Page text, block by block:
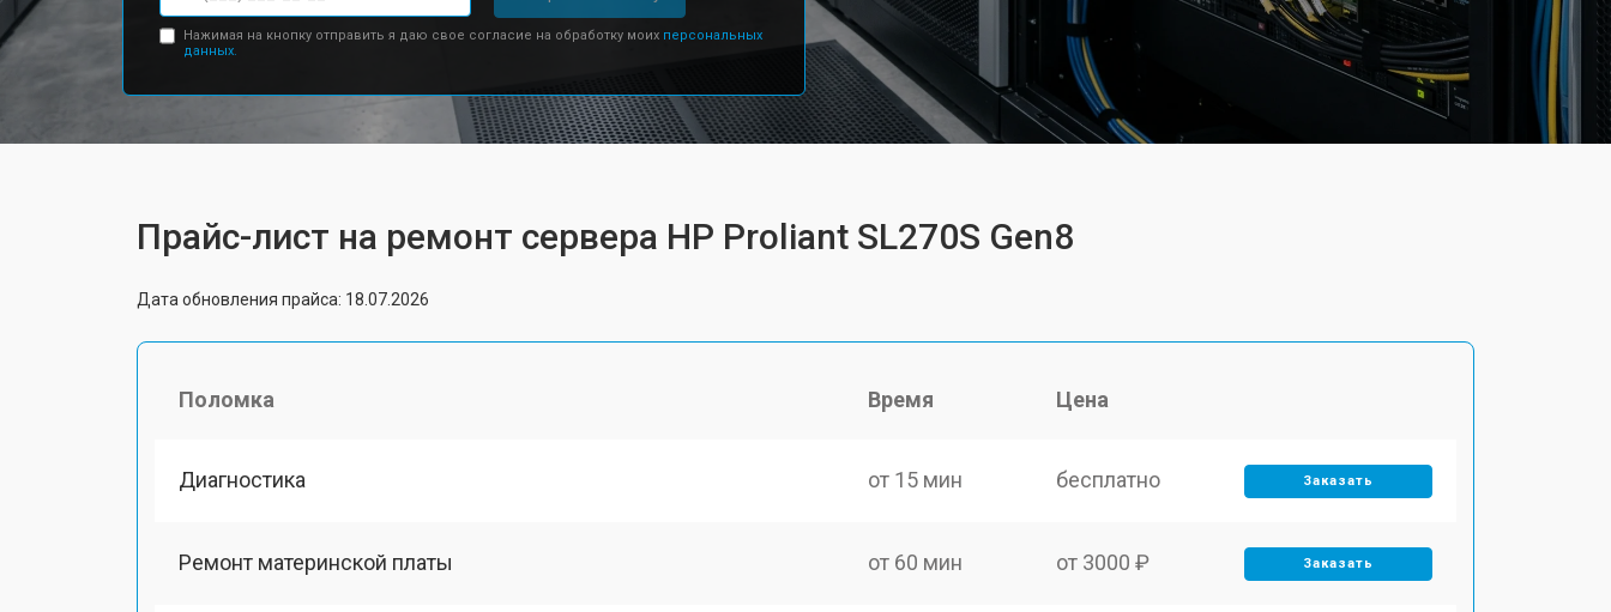
Нажимая на кнопку отправить я даю свое согласие на обработку моих персональных
данных.
Прайс-лист на ремонт сервера HP Proliant SL270S Gen8
Дата обновления прайса: 18.07.2026
Поломка Время Цена
Диагностика от 15 мин бесплатно Заказать
Ремонт материнской платы от 60 мин от 3000 ₽ Заказать